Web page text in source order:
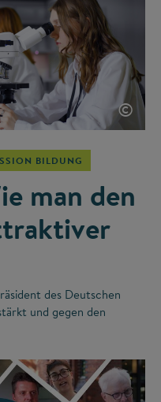
©
BILDUNG
man den
des Deutschen
und gegen den